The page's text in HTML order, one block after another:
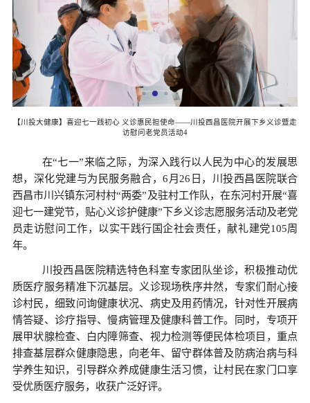
【川投大健康】喜迎七一践初心 义诊惠民担使命——川投西昌医院开展下乡义诊暨走
访慰问老党员活动4
在“七一”来临之际，为深入践行以人民为中心的发展思
想，深化党建与为民服务融合，6月26日，川投西昌医院联合
西昌市川兴镇东河村村“两委”及驻村工作队，在东河村开展“喜
迎七一建党节，贴心义诊护健康”下乡义诊志愿服务活动及老党
员走访慰问工作，以实干践行国企社会责任，献礼建党105周
年。
川投西昌医院精选特色科室专家团队坐诊，积极推动优
质医疗服务精准下沉基层。义诊现场秩序井然，专家们耐心接
诊村民，细致问询健康状况、病史及用药情况，针对性开展病
情答疑、诊疗指导、慢病管理及健康科普工作。同时，专项开
展甲状腺检查、白内障筛查、视力检测等便民体检项目，重点
排查基层群众健康隐患，向老年、留守群体普及防病治病与科
学养生知识，引导群众养成健康生活习惯，让村民在家门口享
受优质医疗服务，收获广泛好评。